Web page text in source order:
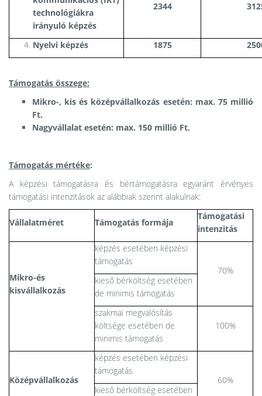
technológiákra
irányuló képzés
2344
Nyelvi képzés 1875
Támogatás összege:
Mikro-, kis és középvállalkozás esetén: max. 75 millió
Ft.
Nagyvállalat esetén: max. 150 millió Ft.
Támogatás mértéke:
A képzési támogatásra és bértámogatásra egyaránt érvényes
támogatási intenzitások az alábbiak szerint alakulnak:
Vállalatméret Támogatás formája
Támogatási
intenzitás
Mikro-és
kisvállalkozás
képzés esetében képzési
támogatás
70%
kieső bérköltség esetében
de minimis támogatás
szakmai megvalósítás
költsége esetében de
minimis támogatás
100%
Középvállalkozás
képzés esetében képzési
támogatás
60%
kieső bérköltség esetében